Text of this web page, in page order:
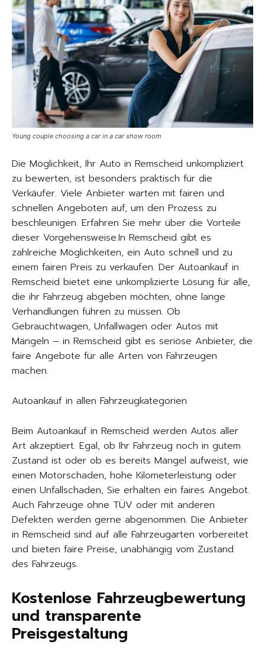
Young couple choosing a car in a car show room
Die Möglichkeit, Ihr Auto in Remscheid unkompliziert
zu bewerten, ist besonders praktisch für die
Verkäufer. Viele Anbieter warten mit fairen und
schnellen Angeboten auf, um den Prozess zu
beschleunigen. Erfahren Sie mehr über die Vorteile
dieser Vorgehensweise.In Remscheid gibt es
zahlreiche Möglichkeiten, ein Auto schnell und zu
einem fairen Preis zu verkaufen. Der Autoankauf in
Remscheid bietet eine unkomplizierte Lösung für alle,
die ihr Fahrzeug abgeben möchten, ohne lange
Verhandlungen führen zu müssen. Ob
Gebrauchtwagen, Unfallwagen oder Autos mit
Mängeln – in Remscheid gibt es seriöse Anbieter, die
faire Angebote für alle Arten von Fahrzeugen
machen.
Autoankauf in allen Fahrzeugkategorien
Beim Autoankauf in Remscheid werden Autos aller
Art akzeptiert. Egal, ob Ihr Fahrzeug noch in gutem
Zustand ist oder ob es bereits Mängel aufweist, wie
einen Motorschaden, hohe Kilometerleistung oder
einen Unfallschaden, Sie erhalten ein faires Angebot.
Auch Fahrzeuge ohne TÜV oder mit anderen
Defekten werden gerne abgenommen. Die Anbieter
in Remscheid sind auf alle Fahrzeugarten vorbereitet
und bieten faire Preise, unabhängig vom Zustand
des Fahrzeugs.
Kostenlose Fahrzeugbewertung
und transparente
Preisgestaltung